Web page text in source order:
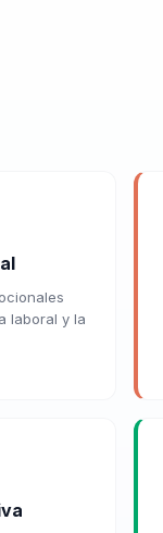
laboral y la